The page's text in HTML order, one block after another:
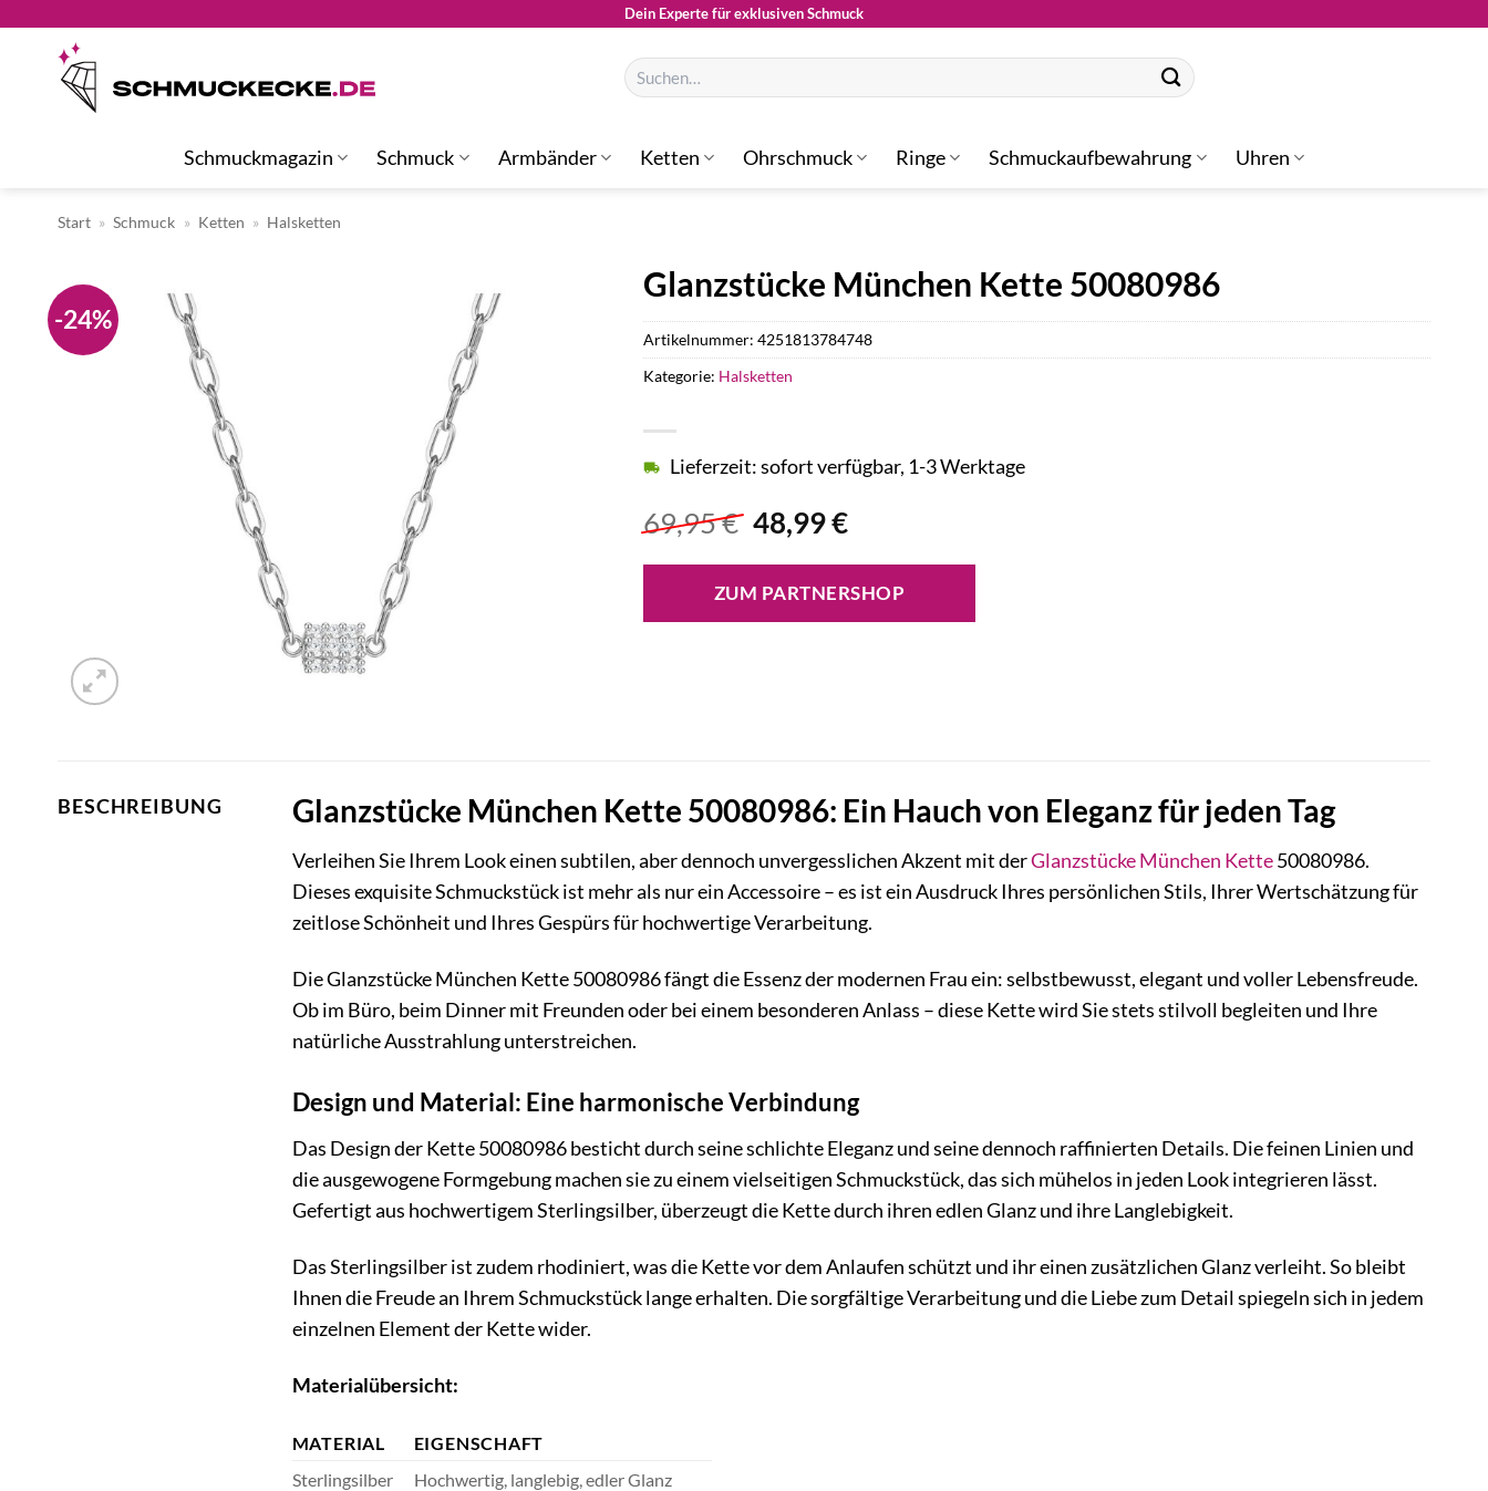
springen
Dein Experte für exklusiven Schmuck
Suchen
nach:
Schmuckmagazin Schmuck Armbänder Ketten Ohrschmuck Ringe Schmuckaufbewahrung Uhren
Start » Schmuck » Ketten » Halsketten
-24%
Glanzstücke München Kette 50080986
69,95€ Ursprünglicher
Preis
war:
69,95 €
48,99€Aktueller
ist:
48,99 €.
Lieferzeit: sofort verfügbar, 1-3 Werktage
ZUM PARTNERSHOP
Artikelnummer:4251813784748
Kategorie: Halsketten
BESCHREIBUNG Glanzstücke München Kette 50080986: Ein Hauch von Eleganz für jeden Tag
Verleihen Sie Ihrem Look einen subtilen, aber dennoch unvergesslichen Akzent mit derGlanzstücke München Kette50080986.
Dieses exquisite Schmuckstück ist mehr als nur ein Accessoire – es ist ein Ausdruck Ihres persönlichen Stils, Ihrer Wertschätzung für
zeitlose Schönheit und Ihres Gespürs für hochwertige Verarbeitung.
Die Glanzstücke München Kette 50080986 fängt die Essenz der modernen Frau ein: selbstbewusst, elegant und voller Lebensfreude.
Ob im Büro, beim Dinner mit Freunden oder bei einem besonderen Anlass – diese Kette wird Sie stets stilvoll begleiten und Ihre
natürliche Ausstrahlung unterstreichen.
Design und Material: Eine harmonische Verbindung
Das Design der Kette 50080986 besticht durch seine schlichte Eleganz und seine dennoch raffinierten Details. Die feinen Linien und
die ausgewogene Formgebung machen sie zu einem vielseitigen Schmuckstück, das sich mühelos in jeden Look integrieren lässt.
Gefertigt aus hochwertigem Sterlingsilber, überzeugt die Kette durch ihren edlen Glanz und ihre Langlebigkeit.
Das Sterlingsilber ist zudem rhodiniert, was die Kette vor dem Anlaufen schützt und ihr einen zusätzlichen Glanz verleiht. So bleibt
Ihnen die Freude an Ihrem Schmuckstück lange erhalten. Die sorgfältige Verarbeitung und die Liebe zum Detail spiegeln sich in jedem
einzelnen Element der Kette wider.
Materialübersicht:
MATERIAL
EIGENSCHAFT
Sterlingsilber
Hochwertig, langlebig, edler Glanz